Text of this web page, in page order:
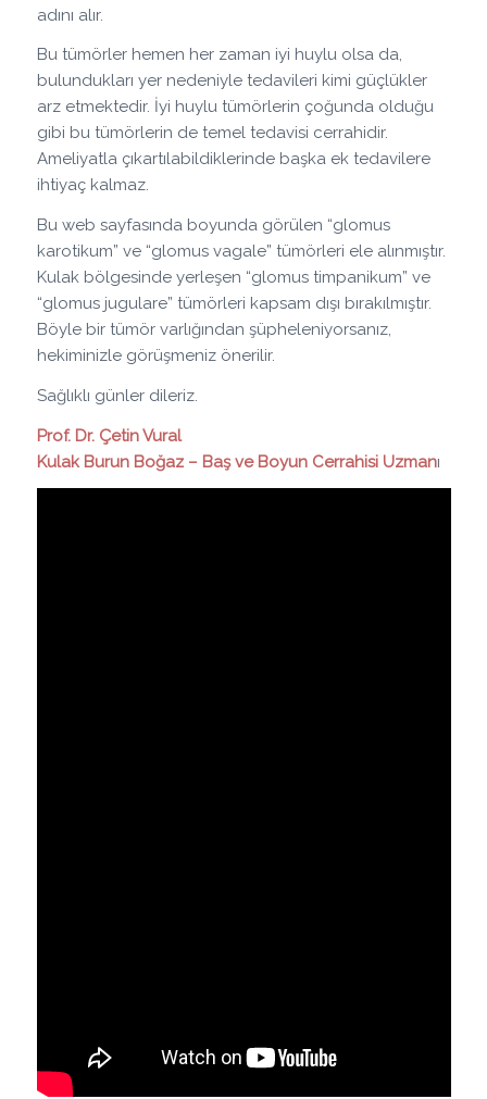
adını alır.
Bu tümörler hemen her zaman iyi huylu olsa da,
bulundukları yer nedeniyle tedavileri kimi güçlükler
arz etmektedir. İyi huylu tümörlerin çoğunda olduğu
gibi bu tümörlerin de temel tedavisi cerrahidir.
Ameliyatla çıkartılabildiklerinde başka ek tedavilere
ihtiyaç kalmaz.
Bu web sayfasında boyunda görülen “glomus
karotikum” ve “glomus vagale” tümörleri ele alınmıştır.
Kulak bölgesinde yerleşen “glomus timpanikum” ve
“glomus jugulare” tümörleri kapsam dışı bırakılmıştır.
Böyle bir tümör varlığından şüpheleniyorsanız,
hekiminizle görüşmeniz önerilir.
Sağlıklı günler dileriz.
Prof. Dr. Çetin Vural
Kulak Burun Boğaz – Baş ve Boyun Cerrahisi Uzmanı